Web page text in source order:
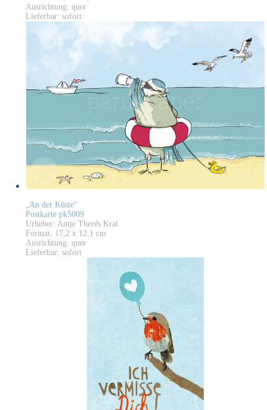
Ausrichtung: quer
Lieferbar: sofort
„An der Küste“
Postkarte pk5009
Urheber: Antje Therés Kral
Format: 17,2 x 12,1 cm
Ausrichtung: quer
Lieferbar: sofort